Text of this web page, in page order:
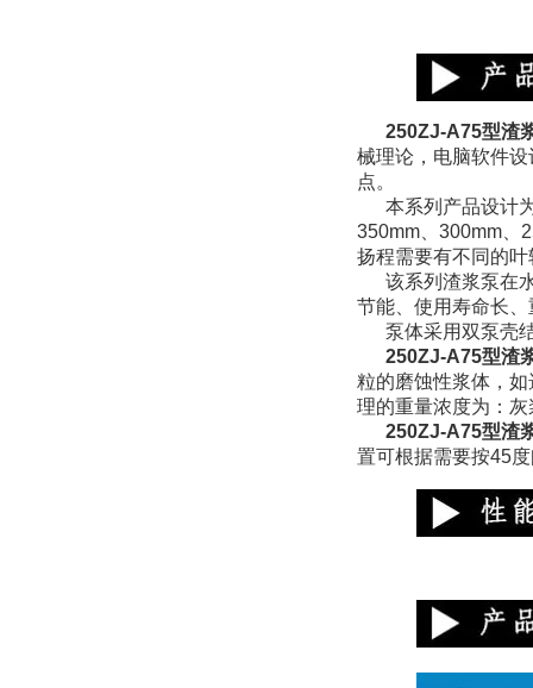
250ZJ-A75型渣
械理论，电脑软件
点。
本系列产品设计
350mm、300mm、
扬程需要有不同的
该系列渣浆泵在
节能、使用寿命长
泵体采用双泵壳
250ZJ-A75型渣
粒的磨蚀性浆体，
理的重量浓度为：
250ZJ-A75型渣
置可根据需要按45